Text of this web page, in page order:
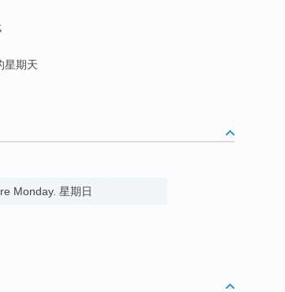
星期天
Monday. 星期日